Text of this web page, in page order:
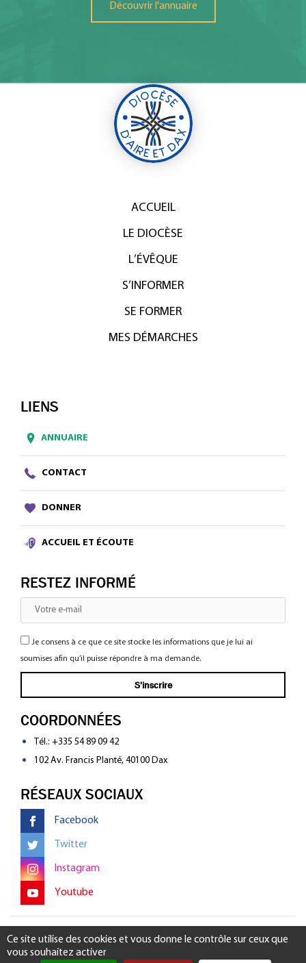
Découvrir l'annuaire
ACCUEIL
LE DIOCÈSE
L’ÉVÊQUE
S’INFORMER
SE FORMER
MES DÉMARCHES
LIENS
ANNUAIRE
CONTACT
DONNER
ACCUEIL ET ÉCOUTE
RESTEZ INFORMÉ
Je consens à ce que ce site stocke les informations que je lui ai
soumises afin qu’il puisse répondre à ma demande.
COORDONNÉES
Tél.: +335 54 89 09 42
102 Av. Francis Planté, 40100 Dax
RÉSEAUX SOCIAUX
Facebook
Twitter
Instagram
Youtube
Mentions légales -Gérer mon consentement
Ce site utilise des cookies et vous donne le contrôle sur ceux que
vous souhaitez activer